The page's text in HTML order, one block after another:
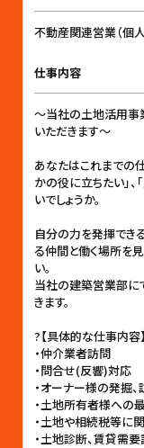
不動産関連営業（個人
仕事内容
〜当社の土地活用事
いただきます〜
あなたはこれまでの仕
かの役に立ちたい」
いでしょうか。
自分の力を発揮でき
る仲間と働く場所を
い。
当社の建築営業部に
きます。
?【具体的な仕事内容】
・仲介業者訪問
・問合せ(反響)対応
・オーナー様の発掘
・土地所有者様への
・土地や相続税等に
・土地診断、賃貸需